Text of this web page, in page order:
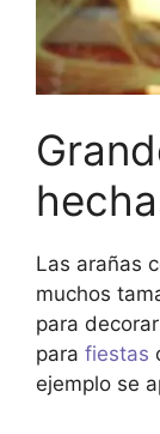
Las arañas
muchos
para
para fiestas
ejemplo se